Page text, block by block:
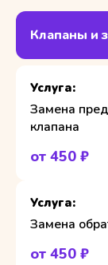
Клапаны и
Замена
клапана
от 450 ₽
Замена
от 450 ₽